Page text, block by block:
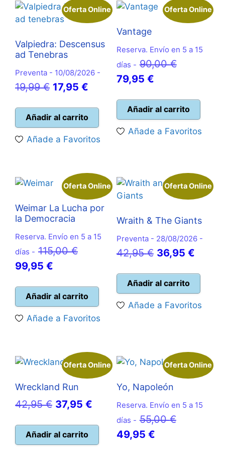
Oferta Online
Valpiedra: Descensus
ad Tenebras
Preventa - 10/08/2026 -
19,99€ El
original
era:
19,99 €.
17,95 €
precio
actual
es:
17,95 €.
Añadir al carrito
Añade a Favoritos
Oferta Online
Vantage
Reserva. Envío en 5 a 15
días - 90,00€El
era:
90,00 €.
79,95 €El
actual
es:
79,95 €.
Añadir al carrito
Añade a Favoritos
Oferta Online
Weimar La Lucha por
la Democracia
Reserva. Envío en 5 a 15
días - 115,00€El
era:
115,00 €.
99,95 €
actual
es:
99,95 €.
Añadir al carrito
Añade a Favoritos
Oferta Online
Wraith & The Giants
Preventa - 28/08/2026 -
42,95€ El
original
era:
42,95 €.
36,95 €El
es:
36,95
Añadir al carrito
Añade a Favoritos
Oferta Online
Wreckland Run
42,95€ El
original
era:
37,95 €
precio
actual
es:
Añadir al carrito
Oferta Online
Yo, Napoleón
Reserva. Envío en 5 a 15
días - 55,00€El
49,95 €El